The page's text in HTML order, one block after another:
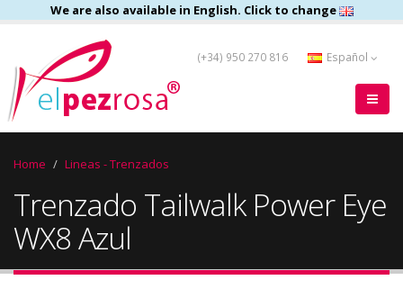
We are also available in English. Click to change
(+34) 950 270 816 Español
Home Lineas - Trenzados
Trenzado Tailwalk Power Eye
WX8 Azul